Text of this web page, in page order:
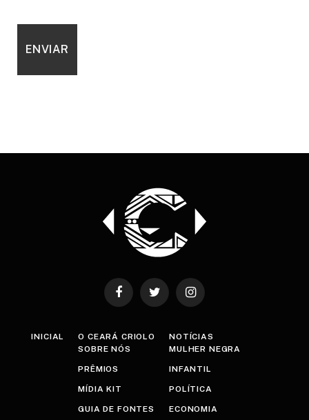
FacebookTwitter Instagram
INICIAL
O CEARÁ CRIOLO
SOBRE NÓS
PRÊMIOS
MÍDIA KIT
GUIA DE FONTES
NOTÍCIAS
MULHER NEGRA
INFANTIL
POLÍTICA
ECONOMIA